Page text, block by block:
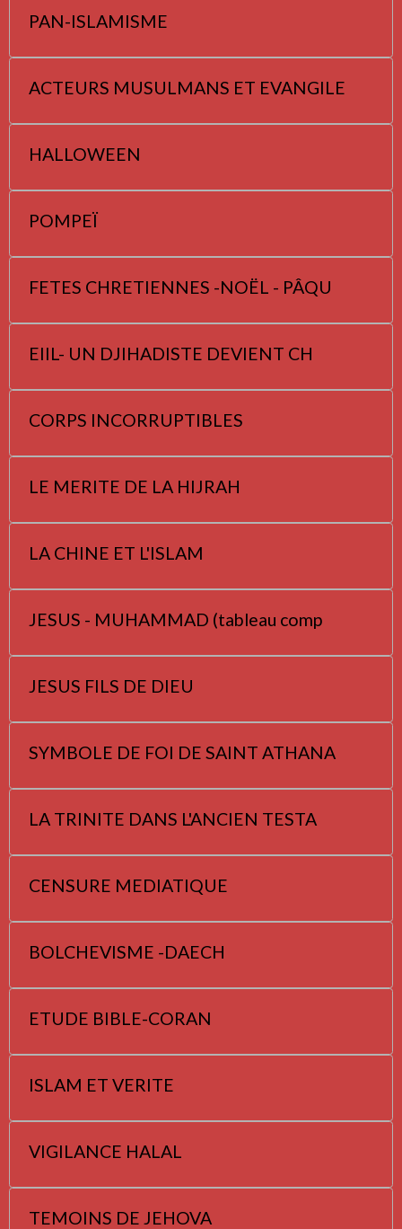
PAN-ISLAMISME
ACTEURS MUSULMANS ET EVANGILE
HALLOWEEN
POMPEÏ
FETES CHRETIENNES -NOËL - PÂQU
EIIL- UN DJIHADISTE DEVIENT CH
CORPS INCORRUPTIBLES
LE MERITE DE LA HIJRAH
LA CHINE ET L'ISLAM
JESUS - MUHAMMAD (tableau comp
JESUS FILS DE DIEU
SYMBOLE DE FOI DE SAINT ATHANA
LA TRINITE DANS L'ANCIEN TESTA
CENSURE MEDIATIQUE
BOLCHEVISME -DAECH
ETUDE BIBLE-CORAN
ISLAM ET VERITE
VIGILANCE HALAL
TEMOINS DE JEHOVA